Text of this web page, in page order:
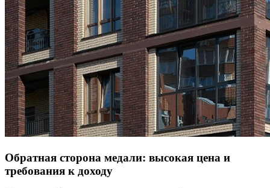
Обратная сторона медали: высокая цена и
требования к доходу